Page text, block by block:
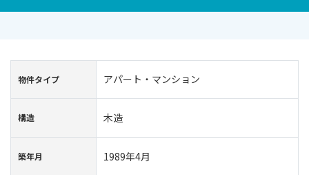
物件タイプ アパート・マンション
構造 木造
築年⽉ 1989年4月